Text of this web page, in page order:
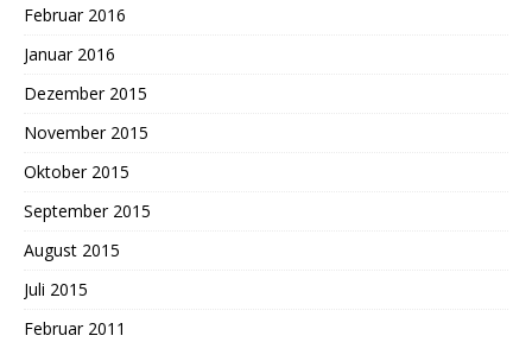
Februar 2016
Januar 2016
Dezember 2015
November 2015
Oktober 2015
September 2015
August 2015
Juli 2015
Februar 2011